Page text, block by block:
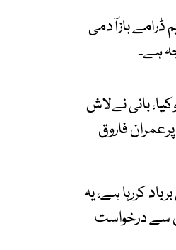
ڈرامے بازآدمی
ہے۔
بانی نےلاش
فاروق
کررہا ہے، یہ
سے درخواست